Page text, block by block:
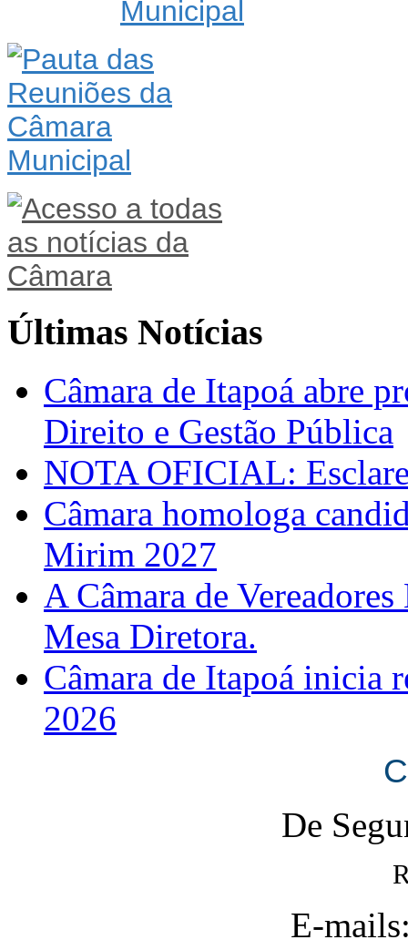
Últimas Notícias
Câmara de Itapoá abre
Direito e Gestão Pública
NOTA OFICIAL:
Câmara homologa
Mirim 2027
A Câmara de
Mesa Diretora.
Câmara de Itapoá inicia
2026
De
E-